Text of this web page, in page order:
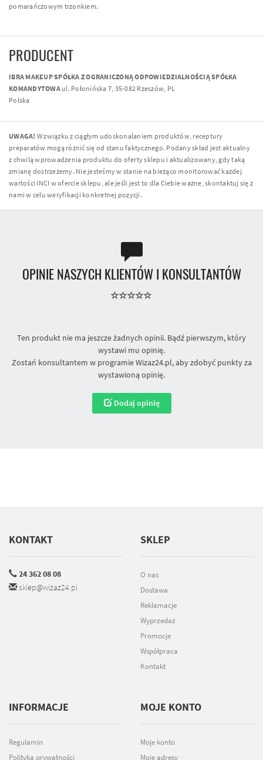
pomarańczowym trzonkiem.
PRODUCENT
IBRA MAKEUP SPÓŁKA Z OGRANICZONĄ ODPOWIEDZIALNOŚCIĄ SPÓŁKA
KOMANDYTOWAul. Połonińska 7, 35-082 Rzeszów, PL
Polska
UWAGA! W związku z ciągłym udoskonalaniem produktów, receptury
preparatów mogą różnić się od stanu faktycznego. Podany skład jest aktualny
z chwilą wprowadzenia produktu do oferty sklepu i aktualizowany, gdy taką
zmianę dostrzeżemy. Nie jesteśmy w stanie na bieżąco monitorować każdej
wartości INCI w ofercie sklepu, ale jeśli jest to dla Ciebie ważne, skontaktuj się z
nami w celu weryfikacji konkretnej pozycji.
OPINIE NASZYCH KLIENTÓW I KONSULTANTÓW
Ten produkt nie ma jeszcze żadnych opinii. Bądź pierwszym, który
wystawi mu opinię.
Zostań konsultantem w programie Wizaz24.pl, aby zdobyć punkty za
wystawioną opinię.
Dodaj opinię
KONTAKT
24 362 08 08
sklep@wizaz24.pl
SKLEP
O nas
Dostawa
Reklamacje
Wyprzedaż
Promocje
Współpraca
Kontakt
INFORMACJE
Regulamin
Polityka prywatności
MOJE KONTO
Moje konto
Moje adresy